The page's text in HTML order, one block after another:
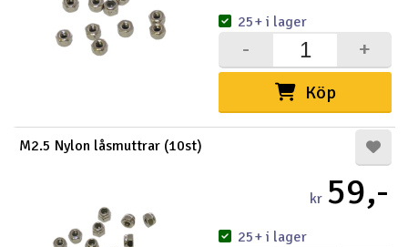
Köp
+
-
25+ i lager
M2.5 Nylon låsmuttrar (10st)
kr 59,-
25+ i lager